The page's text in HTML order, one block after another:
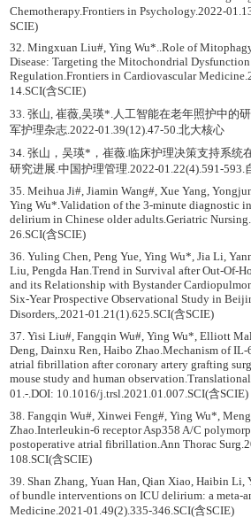
Chemotherapy.Frontiers in Psychology.2022-
SCIE)
32. Mingxuan Liu#, Ying Wu*..Role of
Disease: Targeting the Mitochondrial
Regulation.Frontiers in Cardiovascular
14.SCI(含SCIE)
33. 张山, 崔薇,吴瑛*.人工智能在老年照护中的
军护理杂志.2022-01.39(12).47-50.北大核心
34. 张山，吴瑛*，崔薇.临床护理决策支持系统
研究进展.中国护理管理.2022-01.22(4).591-593.
35. Meihua Ji#, Jiamin Wang#, Xue Yang,
Ying Wu*.Validation of the 3-minute diagnostic
delirium in Chinese older adults.Geriatric
26.SCI(含SCIE)
36. Yuling Chen, Peng Yue, Ying Wu*, Jia Li,
Liu, Pengda Han.Trend in Survival after Out-Of-
and its Relationship with Bystander
Six-Year Prospective Observational Study in
Disorders,.2021-01.21(1).625.SCI(含SCIE)
37. Yisi Liu#, Fangqin Wu#, Ying Wu*, Elliott
Deng, Dainxu Ren, Haibo Zhao.Mechanism of IL-
atrial fibrillation after coronary artery grafting
mouse study and human
01.-.DOI: 10.1016/j.trsl.2021.01.007.SCI(含SCIE)
38. Fangqin Wu#, Xinwei Feng#, Ying Wu*,
Zhao.Interleukin-6 receptor Asp358 A/C
postoperative atrial fibrillation.Ann Thorac
108.SCI(含SCIE)
39. Shan Zhang, Yuan Han, Qian Xiao, Haibin Li,
of bundle interventions on ICU delirium: a meta-
Medicine.2021-01.49(2).335-346.SCI(含SCIE)